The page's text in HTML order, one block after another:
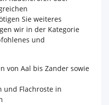
Sie weiteres
wir in der Kategorie
und
von Aal bis Zander sowie
und Flachroste in